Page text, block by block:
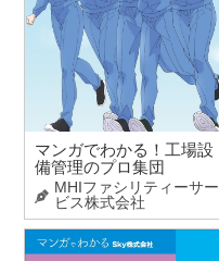
マンガでわかる！工場設
備管理のプロ集団
MHIファシリティーサー
ビス株式会社